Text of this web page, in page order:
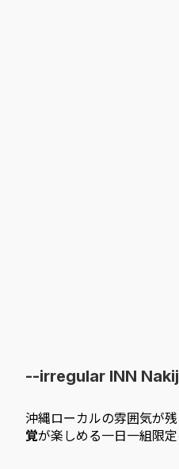
--irregular INN
沖縄ローカルの雰囲気が
覚が楽しめる一日一組限